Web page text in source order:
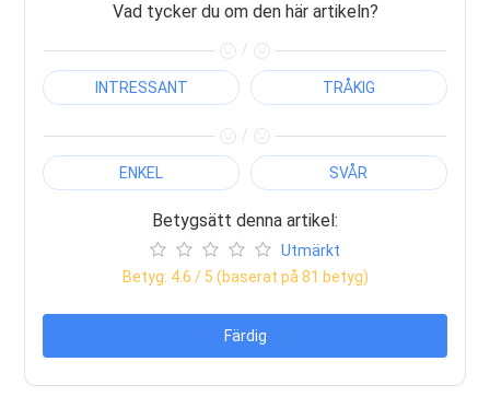
Vad tycker du om den här artikeln?
/
INTRESSANT TRÅKIG
/
ENKEL SVÅR
Betygsätt denna artikel:
Utmärkt
Betyg: 4.6 / 5 (baserat på 81 betyg)
Färdig